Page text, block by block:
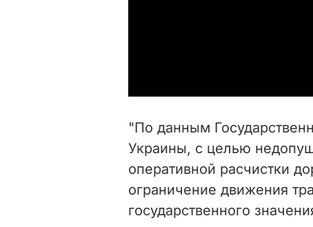
"По данным
Украины, с целью
оперативной расчистки
ограничение движения
государственного